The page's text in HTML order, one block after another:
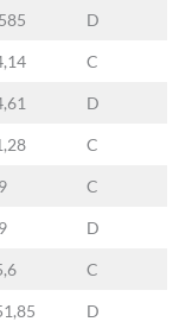
D
C
D
C
C
D
C
D